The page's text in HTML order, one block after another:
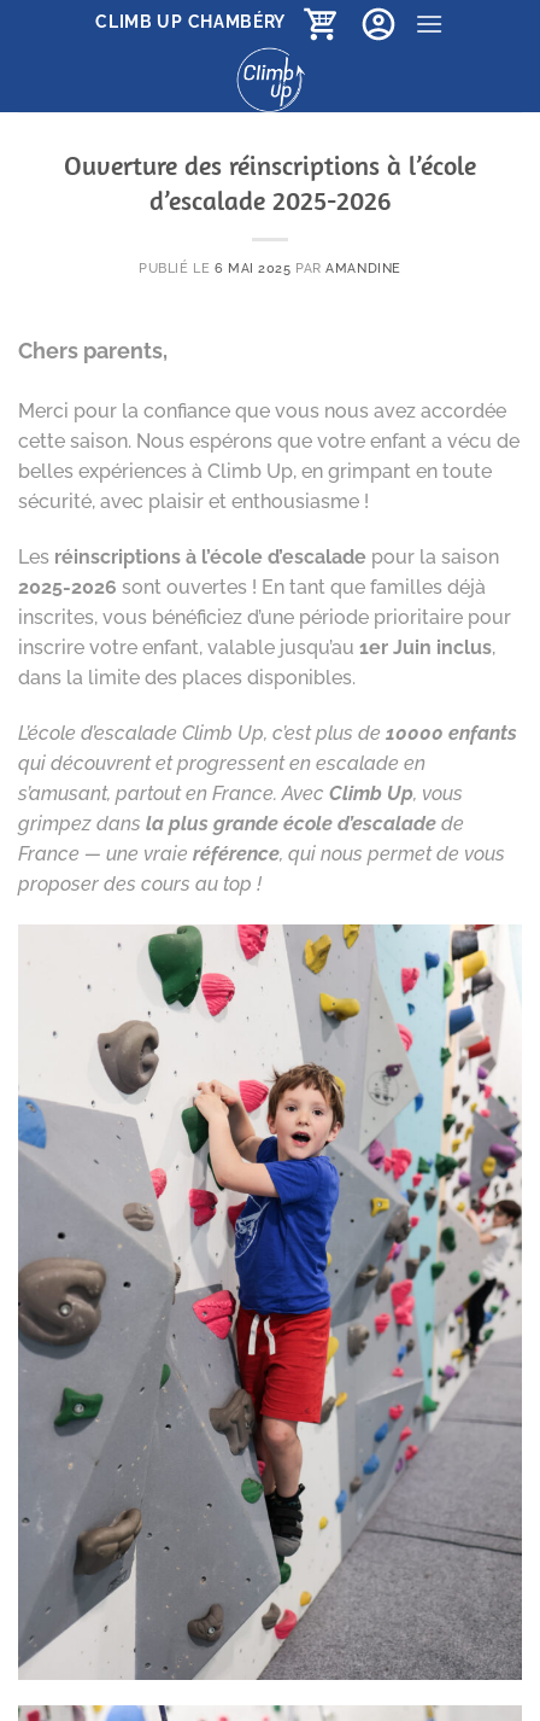
CLIMB UP CHAMBÉRY
Ouverture des réinscriptions à l’école
d’escalade 2025-2026
PUBLIÉ LE 6 MAI 2025 PARAMANDINE
Chers parents,
Merci pour la confiance que vous nous avez accordée
cette saison. Nous espérons que votre enfant a vécu de
belles expériences à Climb Up, en grimpant en toute
sécurité, avec plaisir et enthousiasme !
Les réinscriptions à l’école d’escalade pour la saison
2025-2026 sont ouvertes ! En tant que familles déjà
inscrites, vous bénéficiez d’une période prioritaire pour
inscrire votre enfant, valable jusqu’au 1er Juin inclus,
dans la limite des places disponibles.
L’école d’escalade Climb Up, c’est plus de 10000 enfants
qui découvrent et progressent en escalade en
s’amusant, partout en France. Avec Climb Up, vous
grimpez dans la plus grande école d’escalade de
France — une vraie référence, qui nous permet de vous
proposer des cours au top !